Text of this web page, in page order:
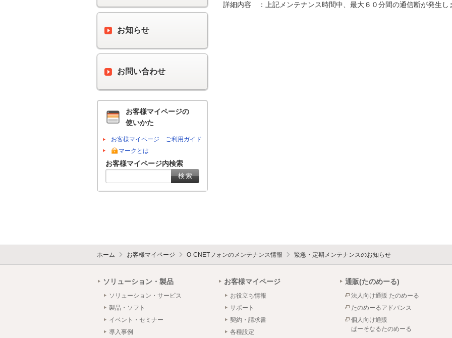
詳細内容　：上記メンテナンス時間中、最大６０分間の通信断が発生し
お知らせ
お問い合わせ
お客様マイページの
使いかた
お客様マイページ ご利用ガイド
マークとは
お客様マイページ内検索
ホーム お客様マイページ O-CNETフォンのメンテナンス情報 緊急・定期メンテナンスのお知らせ
ソリューション・製品
ソリューション・サービス
製品・ソフト
イベント・セミナー
導入事例
お客様マイページ
お役立ち情報
サポート
契約・請求書
各種設定
通販(たのめーる)
法人向け通販 たのめーる
たのめーるアドバンス
個人向け通販
ぱーそなるたのめーる